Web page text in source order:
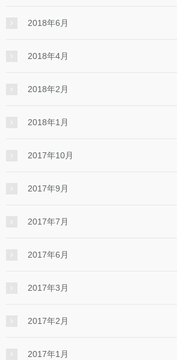
2018年6月
2018年4月
2018年2月
2018年1月
2017年10月
2017年9月
2017年7月
2017年6月
2017年3月
2017年2月
2017年1月